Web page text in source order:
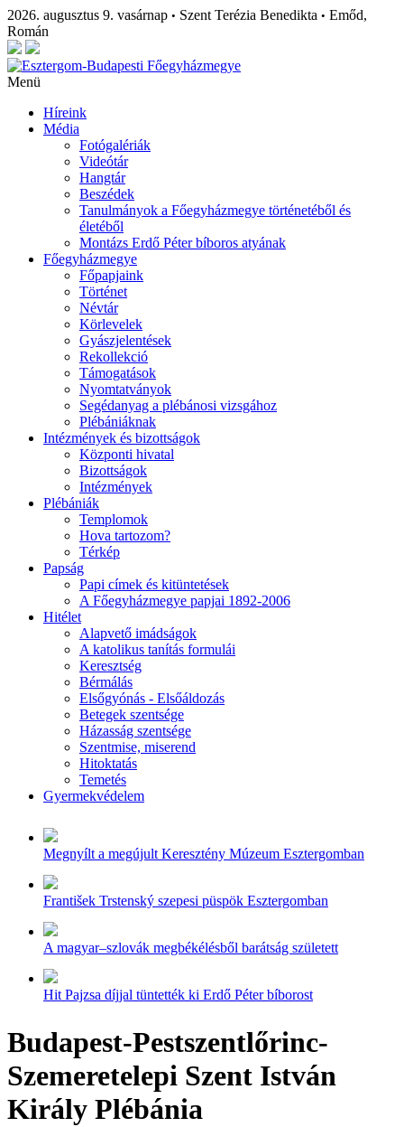
2026. augusztus 9. vasárnap • Szent Terézia Benedikta • Emőd,
Román
Menü
Híreink
Média
Fotógalériák
Videótár
Hangtár
Beszédek
Tanulmányok a Főegyházmegye történetéből és
életéből
Montázs Erdő Péter bíboros atyának
Főegyházmegye
Főpapjaink
Történet
Névtár
Körlevelek
Gyászjelentések
Rekollekció
Támogatások
Nyomtatványok
Segédanyag a plébánosi vizsgához
Plébániáknak
Intézmények és bizottságok
Központi hivatal
Bizottságok
Intézmények
Plébániák
Templomok
Hova tartozom?
Térkép
Papság
Papi címek és kitüntetések
A Főegyházmegye papjai 1892-2006
Hitélet
Alapvető imádságok
A katolikus tanítás formulái
Keresztség
Bérmálás
Elsőgyónás - Elsőáldozás
Betegek szentsége
Házasság szentsége
Szentmise, miserend
Hitoktatás
Temetés
Gyermekvédelem
Megnyílt a megújult Keresztény Múzeum Esztergomban
František Trstenský szepesi püspök Esztergomban
A magyar–szlovák megbékélésből barátság született
Hit Pajzsa díjjal tüntették ki Erdő Péter bíborost
Budapest-Pestszentlőrinc-
Szemeretelepi Szent István
Király Plébánia